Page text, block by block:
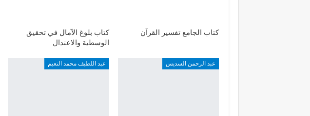
كتاب الجامع تفسير القرآن
كتاب بلوغ الآمال في تحقيق
الوسطية والاعتدال
عبد الرحمن السديس عبد اللطيف محمد النعيم